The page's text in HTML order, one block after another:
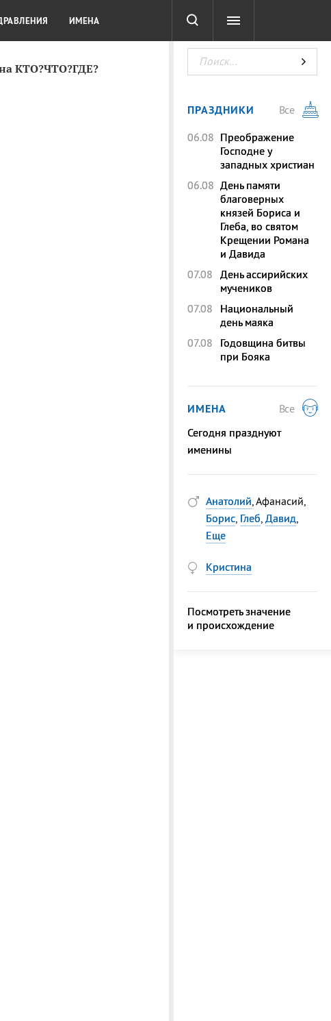
КТО?ЧТО?ГДЕ?
КРАСОТА ТЕСТЫ
ИМЕНА
ПРАЗДНИКИ
Все
06.08 Преображение
Господне у
западных христиан
06.08 День памяти
благоверных
князей Бориса и
Глеба, во святом
Крещении Романа
и Давида
07.08 День ассирийских
мучеников
07.08
Национальный
день маяка
07.08
Годовщина битвы
при Бояка
ИМЕНА
Все
Сегодня празднуют
именины
Анатолий, Афанасий,
Борис, Глеб, Давид,
Еще
Кристина
Посмотреть значение
и происхождение